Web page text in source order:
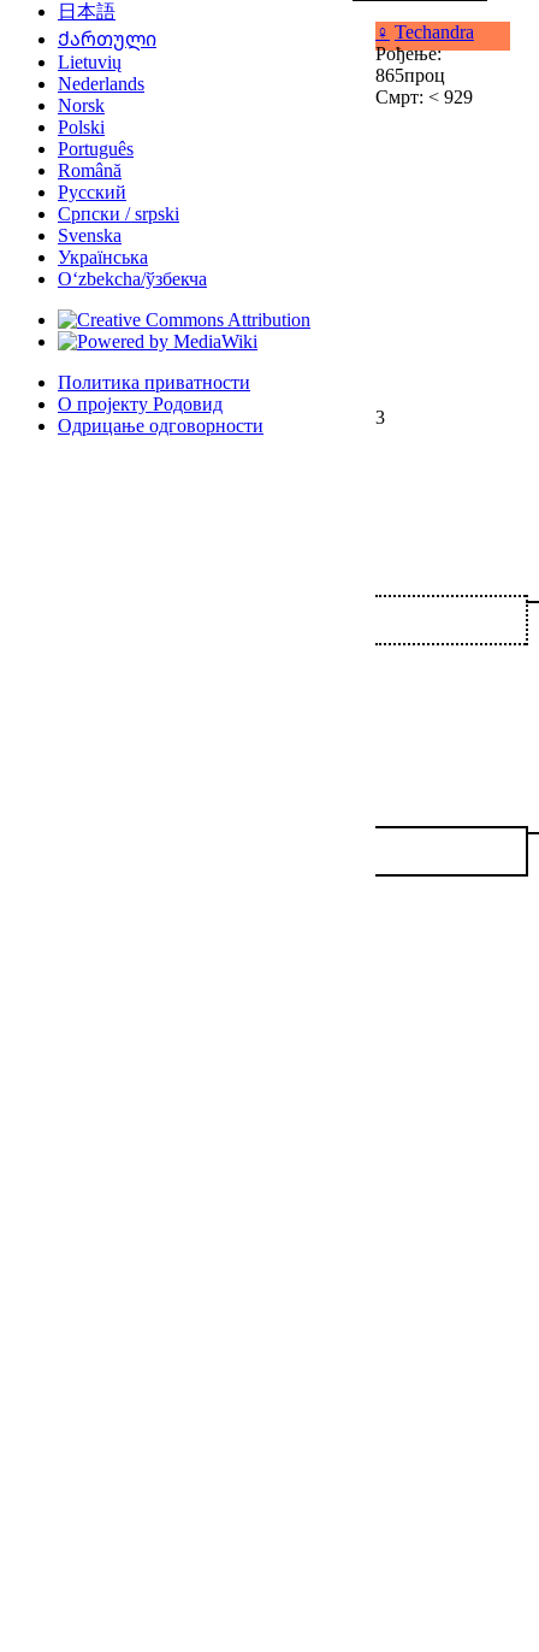
♀ Techandra
Рођење:
865проц
Смрт: < 929
3
日本語
Ქართული
Lietuvių
Nederlands
Norsk
Polski
Português
Română
Русский
Српски / srpski
Svenska
Українська
Oʻzbekcha/ўзбекча
Политика приватности
О пројекту Родовид
Одрицање одговорности